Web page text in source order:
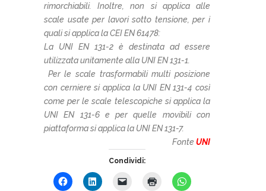
rimorchiabili. Inoltre, non si applica alle
scale usate per lavori sotto tensione, per i
quali si applica la CEI EN 61478:
La UNI EN 131-2 è destinata ad essere
utilizzata unitamente alla UNI EN 131-1.
Per le scale trasformabili multi posizione
con cerniere si applica la UNI EN 131-4 così
come per le scale telescopiche si applica la
UNI EN 131-6 e per quelle movibili con
piattaforma si applica la UNI EN 131-7.
Fonte UNI
Condividi: